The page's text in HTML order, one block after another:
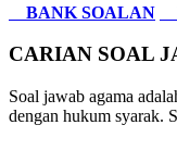
BANK SOALAN
CARIAN SOAL
Soal jawab agama
dengan hukum syarak.